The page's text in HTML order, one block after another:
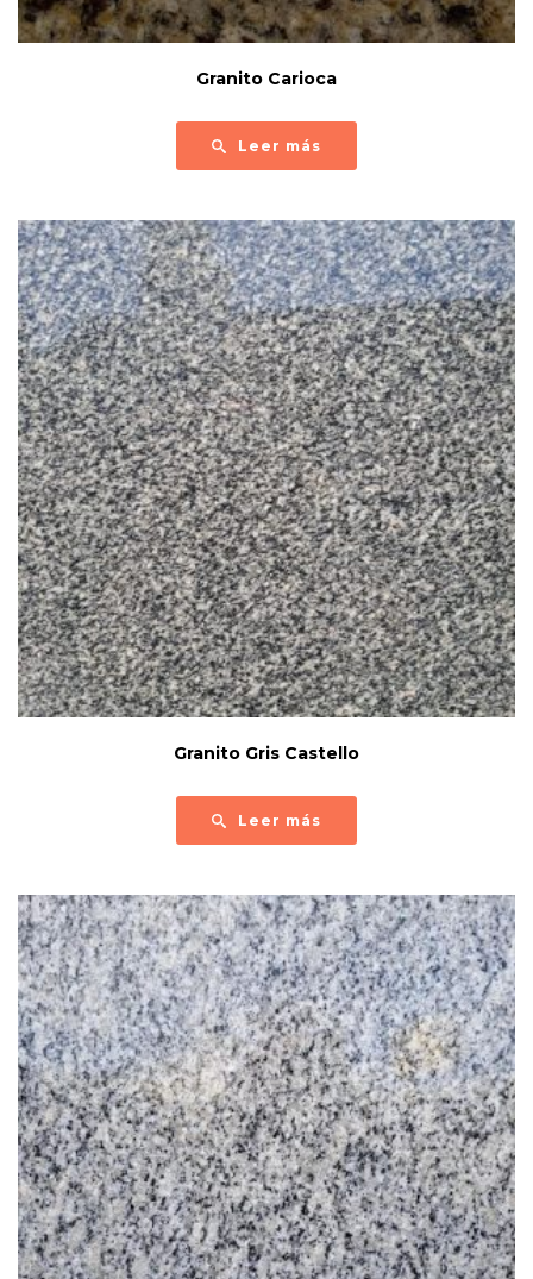
Granito Carioca
Leer más
Granito Gris Castello
Leer más